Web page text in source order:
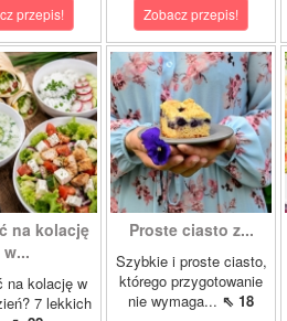
przepis! Zobacz przepis!
na kolację
w...
na kolację w
7 lekkich
Proste ciasto z...
Szybkie i proste ciasto,
którego przygotowanie
nie wymaga... ⇖ 18